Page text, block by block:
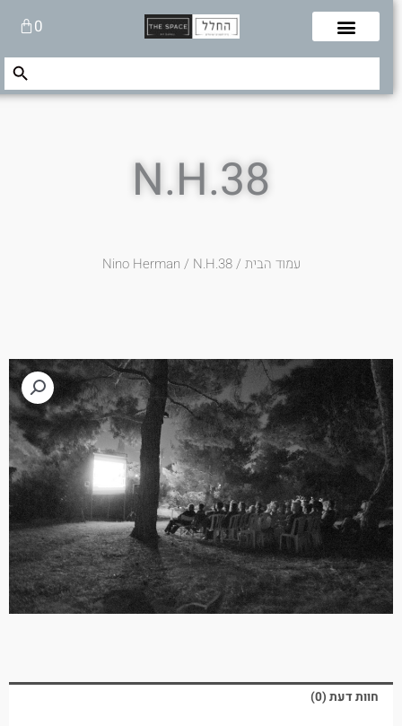
0עגלת
קניות
Search
Search Button
N.H.38
עמוד הבית/
Nino Herman/ N.H.38
חוות דעת (0)